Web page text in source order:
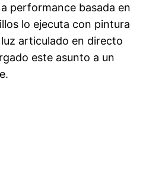
performance basada en
lo ejecuta con pintura
articulado en directo
este asunto a un